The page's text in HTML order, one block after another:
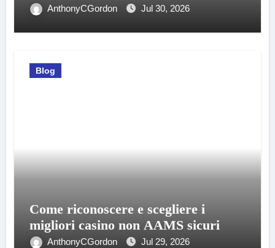
AnthonyCGordon Jul 30, 2026
Blog
Come riconoscere e scegliere i
migliori casino non AAMS sicuri
AnthonyCGordon Jul 29, 2026